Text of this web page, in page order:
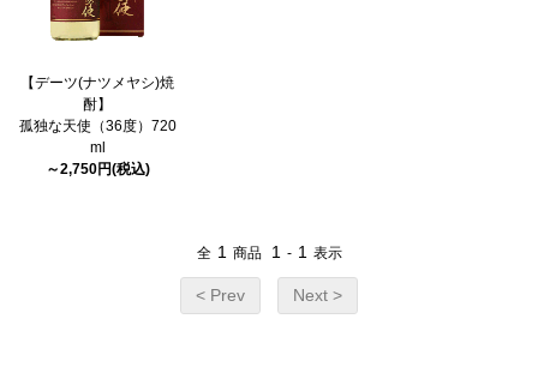
【デーツ(ナツメヤシ)焼
酎】
孤独な天使（36度）720
ml
～2,750円(税込)
全 1 商品 1 - 1 表示
< Prev Next >